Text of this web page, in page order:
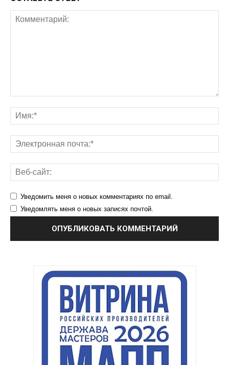
Уведомить меня о новых комментариях по email.
Уведомлять меня о новых записях почтой.